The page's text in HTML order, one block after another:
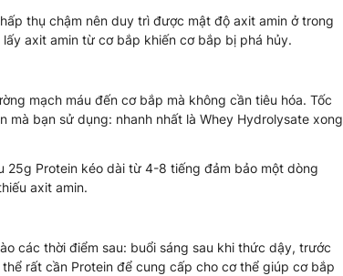
thụ chậm nên duy trì được mật độ axit amin ở trong
axit amin từ cơ bắp khiến cơ bắp bị phá hủy.
mạch máu đến cơ bắp mà không cần tiêu hóa. Tốc
mà bạn sử dụng: nhanh nhất là Whey Hydrolysate xong
25g Protein kéo dài từ 4-8 tiếng đảm bảo một dòng
axit amin.
các thời điểm sau: buổi sáng sau khi thức dậy, trước
rất cần Protein để cung cấp cho cơ thể giúp cơ bắp